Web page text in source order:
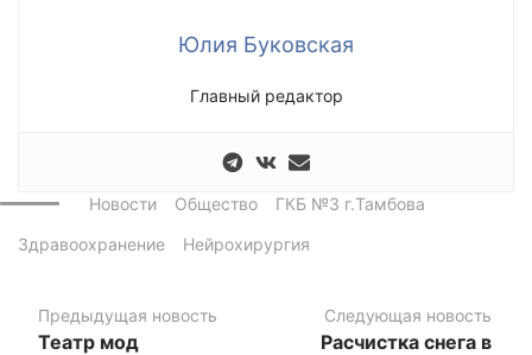
Юлия Буковская
Главный редактор
Новости Общество
ГКБ №3 г.Тамбова
Здравоохранение
Нейрохирургия
Предыдущая новость
Театр мод
Следующая новость
Расчистка снега в